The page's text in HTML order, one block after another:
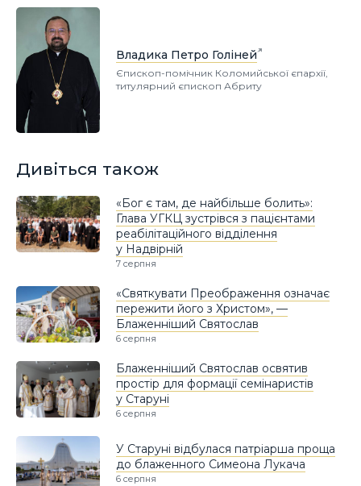
Владика Петро Голіней
Єпископ-помічник Коломийської єпархії,
титулярний єпископ Абриту
Дивіться також
«Бог є там, де найбільше болить»:
Глава УГКЦ зустрівся з пацієнтами
реабілітаційного відділення
у Надвірній
7 серпня
«Святкувати Преображення означає
пережити його з Христом», —
Блаженніший Святослав
6 серпня
Блаженніший Святослав освятив
простір для формації семінаристів
у Старуні
6 серпня
У Старуні відбулася патріарша проща
до блаженного Симеона Лукача
6 серпня